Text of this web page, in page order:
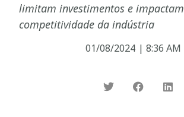
limitam investimentos e impactam
competitividade da indústria
01/08/2024 | 8:36 AM